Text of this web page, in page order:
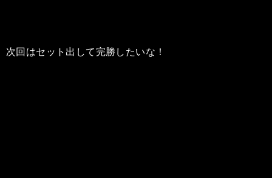
次回はセット出して完勝したいな！